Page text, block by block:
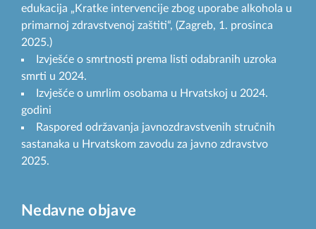
edukacija „Kratke intervencije zbog uporabe alkohola u
primarnoj zdravstvenoj zaštiti“, (Zagreb, 1. prosinca
2025.)
Izvješće o smrtnosti prema listi odabranih uzroka
smrti u 2024.
Izvješće o umrlim osobama u Hrvatskoj u 2024.
godini
Raspored održavanja javnozdravstvenih stručnih
sastanaka u Hrvatskom zavodu za javno zdravstvo
2025.
Nedavne objave